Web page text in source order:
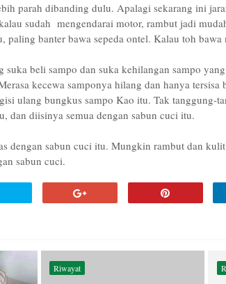
parah dibanding dulu. Apalagi sekarang ini
sudah mengendarai motor, rambut jadi
paling banter bawa sepeda ontel. Kalau toh
suka beli sampo dan suka kehilangan sampo
kecewa samponya hilang dan hanya
ulang bungkus sampo Kao itu. Tak tanggung-
dan diisinya semua dengan sabun cuci itu.
dengan sabun cuci itu. Mungkin rambut dan
sabun cuci.
Riwayat